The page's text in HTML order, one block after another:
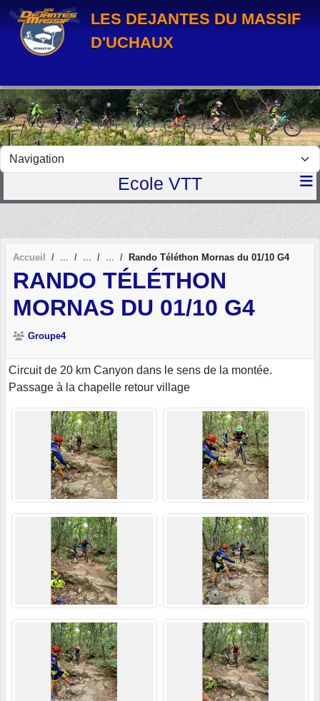
LES DEJANTES DU MASSIF
D'UCHAUX
Ecole VTT
Accueil Rando Téléthon Mornas du 01/10 G4
RANDO TÉLÉTHON
MORNAS DU 01/10 G4
Groupe4
Circuit de 20 km Canyon dans le sens de la montée.
Passage à la chapelle retour village
Panneau de gestion des cookies